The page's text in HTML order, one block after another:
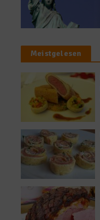
Meistgelesen